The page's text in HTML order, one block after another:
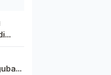
kompetitif, ditemukan